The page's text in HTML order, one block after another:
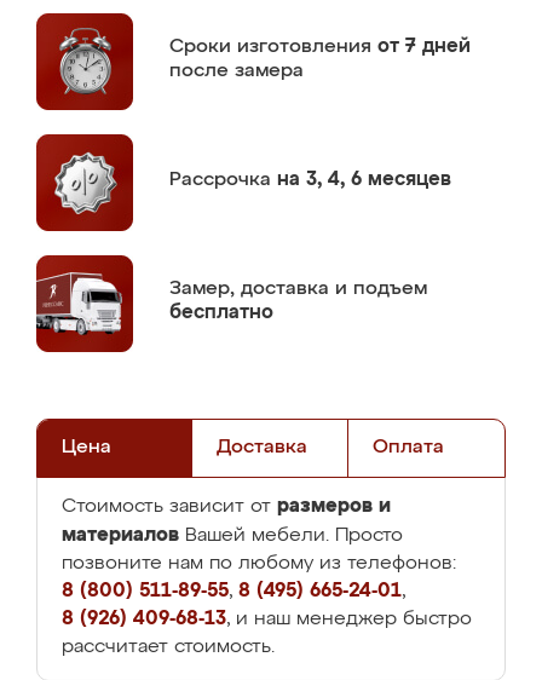
Сроки изготовления от 7 дней
после замера
Рассрочка на 3, 4, 6 месяцев
Замер, доставка и подъем
бесплатно
Цена Доставка Оплата
Стоимость зависит от размеров и
материалов Вашей мебели. Просто
позвоните нам по любому из телефонов:
8 (800) 511-89-55, 8 (495) 665-24-01,
8 (926) 409-68-13, и наш менеджер быстро
рассчитает стоимость.